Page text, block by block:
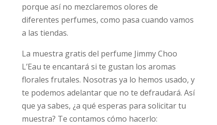
porque así no mezclaremos olores de
diferentes perfumes, como pasa cuando vamos
a las tiendas.
La muestra gratis del perfume Jimmy Choo
L’Eau te encantará si te gustan los aromas
florales frutales. Nosotras ya lo hemos usado, y
te podemos adelantar que no te defraudará. Así
que ya sabes, ¿a qué esperas para solicitar tu
muestra? Te contamos cómo hacerlo: